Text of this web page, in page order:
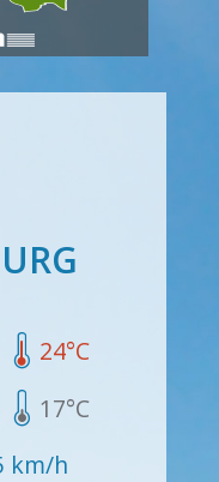
24°C
17°C
km/h